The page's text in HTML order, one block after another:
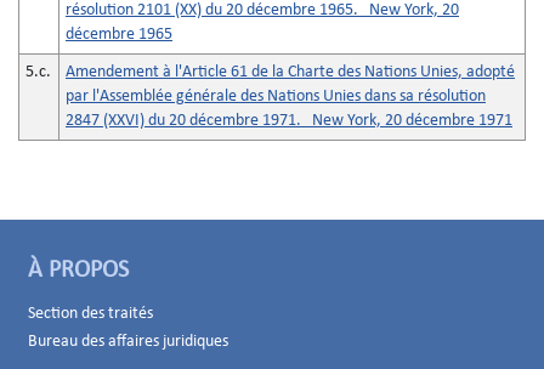
résolution 2101 (XX) du 20 décembre 1965. New York, 20
décembre 1965
5.c.
Amendement à l'Article 61 de la Charte des Nations Unies, adopté
par l'Assemblée générale des Nations Unies dans sa résolution
2847 (XXVI) du 20 décembre 1971. New York, 20 décembre 1971
À PROPOS
Section des traités
Bureau des affaires juridiques